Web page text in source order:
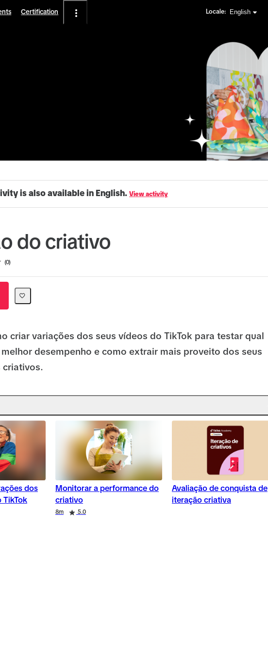
Certification Locale: English
is also available in English. View activity
do criativo
0
criar variações dos seus vídeos do TikTok para testar qual
desempenho e como extrair mais proveito dos seus
criativos.
dos
TikTok
Monitorar a performance do
criativo
8m 5.0
Avaliação de conquista de
iteração criativa